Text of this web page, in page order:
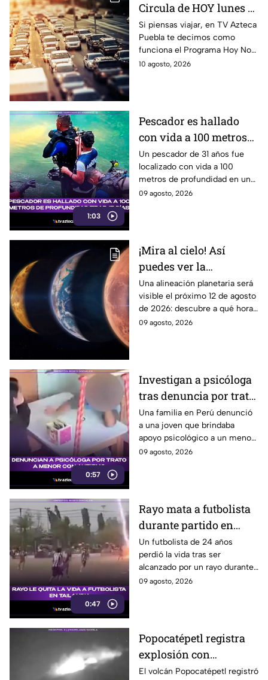
Circula de HOY lunes 10
de agosto de 2026
Si piensas viajar, en TV Azteca
Puebla te decimos como
funciona el Programa Hoy No
Circula HOY lunes 10 de
10 agosto, 2026
1:03
Pescador es hallado
con vida a 100 metros
de profundidad tras 15
días
Un pescador de 31 años fue
localizado con vida a 100
metros de profundidad en un
cenote de Veracruz, tras
09 agosto, 2026
¡Mira al cielo! Así
puedes ver la
alineación planetaria
del 12 de agosto desde
Puebla
Una alineación planetaria será
visible el próximo 12 de agosto
de 2026: descubre a qué hora
mirar y como disfrutar desde
09 agosto, 2026
0:57
Investigan a psicóloga
tras denuncia por trato
a menor con autismo
Una familia en Perú denunció
a una joven que brindaba
apoyo psicológico a un menor
con autismo no verbal, tras
09 agosto, 2026
0:47
Rayo mata a futbolista
durante partido en
Tailandia
Un futbolista de 24 años
perdió la vida tras ser
alcanzado por un rayo durante
una tormenta en partido en
09 agosto, 2026
Popocatépetl registra
explosión con
fragmentos
El volcán Popocatépetl registró